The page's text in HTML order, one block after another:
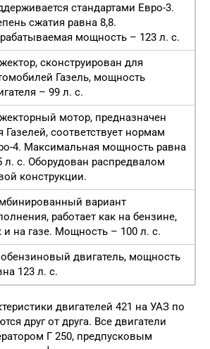
стандартами Евро-3.
сжатия равна 8,8.
мощность – 123 л. с.
сконструирован для
Газель, мощность
– 99 л. с.
мотор, предназначен
Газелей, соответствует нормам
4. Максимальная мощность равна
л. с. Оборудован распредвалом
конструкции.
вариант
работает как на бензине,
и на газе. Мощность – 100 л. с.
двигатель, мощность
123 л. с.
двигателей 421 на УАЗ по
друг от друга. Все двигатели
Г 250, предпусковым